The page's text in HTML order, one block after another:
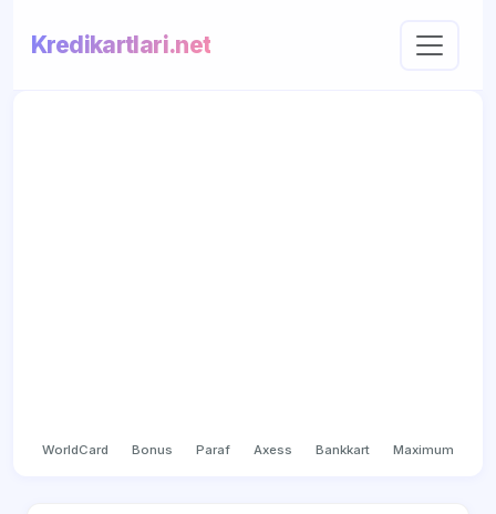
Kredikartlari.net
WorldCard Bonus Paraf Axess Bankkart Maximum